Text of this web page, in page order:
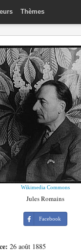
Thèmes
Wikimedia Commons
Jules Romains
Facebook
26 août 1885